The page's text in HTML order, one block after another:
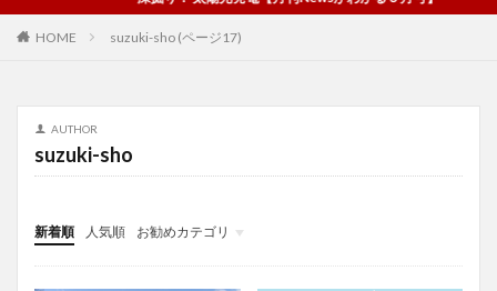
HOME suzuki-sho (ページ17)
AUTHOR
suzuki-sho
新着順 人気順
お勧めカテゴリ
投稿
学び
マンガ
電子書籍